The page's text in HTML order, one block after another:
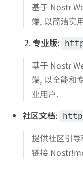
基于 Nostr
端, 以简洁实
专业版:
基于 Nostr
端, 以全能和
业用户.
社区文档:
提供社区引
链接